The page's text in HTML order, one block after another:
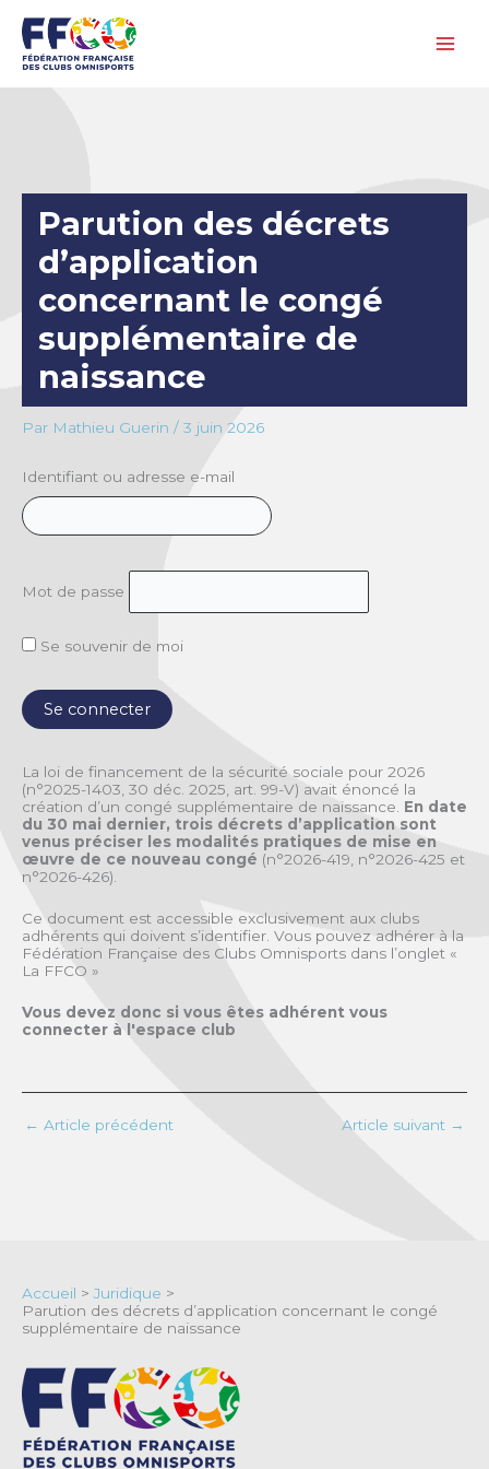
contenu
Parution des décrets
d’application
concernant le congé
supplémentaire de
naissance
Par Mathieu Guerin / 3 juin 2026
Identifiant ou adresse e-mail
Mot de passe
Se souvenir de moi
La loi de financement de la sécurité sociale pour 2026
(n°2025-1403, 30 déc. 2025, art. 99-V) avait énoncé la
création d’un congé supplémentaire de naissance. En date
du 30 mai dernier, trois décrets d’application sont
venus préciser les modalités pratiques de mise en
œuvre de ce nouveau congé (n°2026-419, n°2026-425 et
n°2026-426).
Ce document est accessible exclusivement aux clubs
adhérents qui doivent s’identifier. Vous pouvez adhérer à la
Fédération Française des Clubs Omnisports dans l’onglet «
La FFCO »
Vous devez donc si vous êtes adhérent vous
connecter à l'espace club
← Article précédent Article suivant →
Accueil > Juridique >
Parution des décrets d’application concernant le congé
supplémentaire de naissance